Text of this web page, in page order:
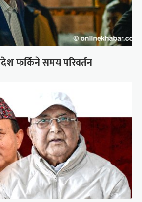
फर्किने समय परिवर्तन